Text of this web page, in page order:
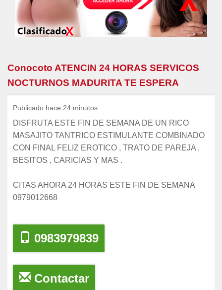
Conocoto ATENCIN 24 HORAS SERVICOS
NOCTURNOS MADURITA TE ESPERA
Publicado hace 24 minutos
DISFRUTA ESTE FIN DE SEMANA DE UN RICO
MASAJITO TANTRICO ESTIMULANTE COMBINADO
CON FINAL FELIZ EROTICO , TRATO DE PAREJA ,
BESITOS , CARICIAS Y MAS .
CITAS AHORA 24 HORAS ESTE FIN DE SEMANA
0979012668
0983979839
Contactar